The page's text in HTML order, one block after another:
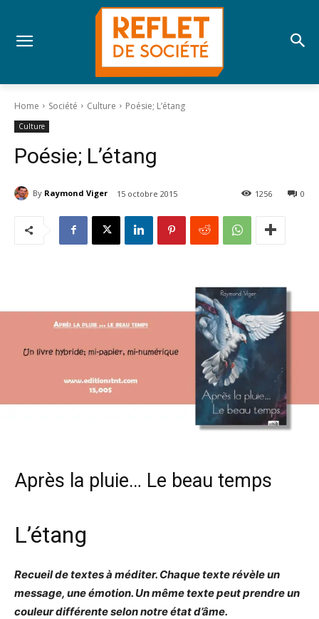
Home Société Culture Poésie; L’étang
Culture
Poésie; L’étang
By Raymond Viger 15 octobre 2015 0
1256
Après la pluie… Le beau temps
L’étang
Recueil de textes à méditer. Chaque texte révèle un
message, une émotion. Un même texte peut prendre un
couleur différente selon notre état d’âme.